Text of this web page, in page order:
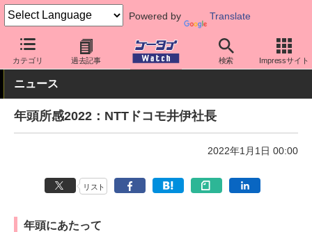
Powered by Translate
カテゴリ 過去記事 検索 Impressサイト
ケータイ Watch キャリア ドコモ キーパーソン
ニュース
年頭所感2022：NTTドコモ井伊社長
2022年1月1日 00:00
リスト
年頭にあたって